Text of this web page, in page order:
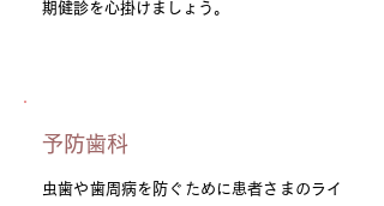
期健診を心掛けましょう。
予防歯科
虫歯や歯周病を防ぐために患者さまのライ